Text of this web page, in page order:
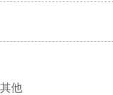
其他